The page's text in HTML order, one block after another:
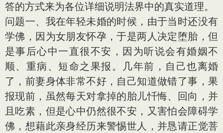
答的方式来为各位详细说明法界中的真实道理。
问题一、我在年轻未婚的时候，由于当时还没有
学佛，因为女朋友怀孕，于是两人决定堕胎，但
是事后心中一直很不安，因为听说会有婚姻不
顺、重病、短命之果报。几年前，自己也离婚
了，前妻身体非常不好，自己知道做错了事，果
报现前，虽然每天对拿掉的胎儿忏悔、回向，并
且吃素，但是心中仍然很不安，又害怕会障碍学
佛，想藉此亲身经历来警惕世人，并恳请正觉菩